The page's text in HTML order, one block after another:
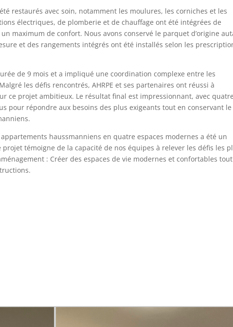
restaurés avec soin, notamment les moulures, les corniches et les
électriques, de plomberie et de chauffage ont été intégrées de
maximum de confort. Nous avons conservé le parquet d’origine
et des rangements intégrés ont été installés selon les
de 9 mois et a impliqué une coordination complexe entre les
les défis rencontrés, AHRPE et ses partenaires ont réussi à
ce projet ambitieux. Le résultat final est impressionnant, avec quatre
pour répondre aux besoins des plus exigeants tout en conservant le
haussmanniens en quatre espaces modernes a été un
projet témoigne de la capacité de nos équipes à relever les défis les
: Créer des espaces de vie modernes et confortables